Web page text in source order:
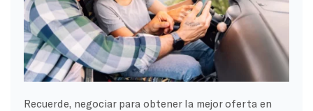
Recuerde, negociar para obtener la mejor oferta en